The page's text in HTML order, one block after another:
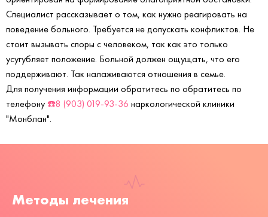
Специалист рассказывает о том, как нужно реагировать на
поведение больного. Требуется не допускать конфликтов. Не
стоит вызывать споры с человеком, так как это только
усугубляет положение. Больной должен ощущать, что его
поддерживают. Так налаживаются отношения в семье.
Для получения информации обратитесь по обратитесь по
телефону ☎️8 (903) 019-93-36 наркологической клиники
"Монблан".
Методы лечения